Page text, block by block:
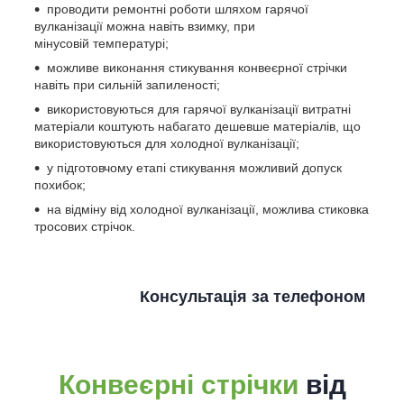
проводити ремонтні роботи шляхом гарячої
вулканізації можна навіть взимку, при
мінусовій температурі;
можливе виконання стикування конвеєрної стрічки
навіть при сильній запиленості;
використовуються для гарячої вулканізації витратні
матеріали коштують набагато дешевше матеріалів, що
використовуються для холодної вулканізації;
у підготовчому етапі стикування можливий допуск
похибок;
на відміну від холодної вулканізації, можлива стиковка
тросових стрічок.
Консультація за телефоном
Конвеєрні стрічки від